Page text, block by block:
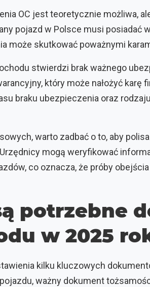
OC jest teoretycznie możliwa,
pojazd w Polsce musi posiadać
może skutkować poważnymi
stwierdzi brak ważnego
który może nałożyć karę
braku ubezpieczenia oraz
warto zadbać o to, aby polisa
mogą weryfikować
co oznacza, że próby
potrzebne
w 2025
kilku kluczowych
ważny dokument